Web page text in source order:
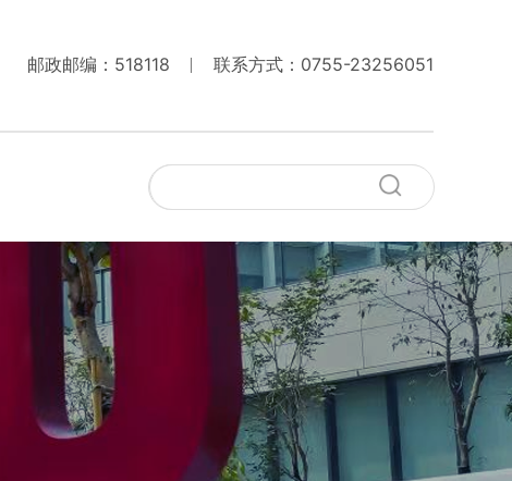
邮政邮编：518118 联系方式：0755-23256051